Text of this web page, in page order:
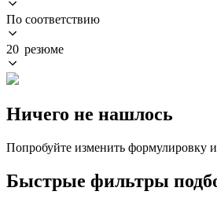
По соответствию
20 резюме
Ничего не нашлось
Попробуйте изменить формулировку
Быстрые фильтры